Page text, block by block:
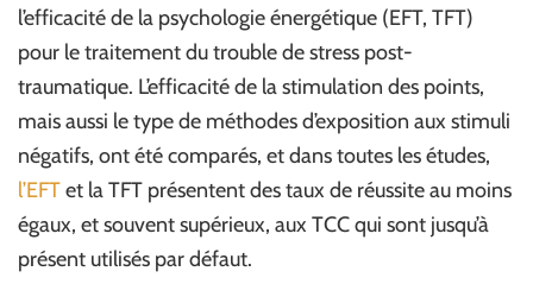
l’efficacité de la psychologie énergétique (EFT, TFT)
pour le traitement du trouble de stress post-
traumatique. L’efficacité de la stimulation des points,
mais aussi le type de méthodes d’exposition aux stimuli
négatifs, ont été comparés, et dans toutes les études,
l’EFTet la TFT présentent des taux de réussite au moins
égaux, et souvent supérieux, aux TCC qui sont jusqu’à
présent utilisés par défaut.